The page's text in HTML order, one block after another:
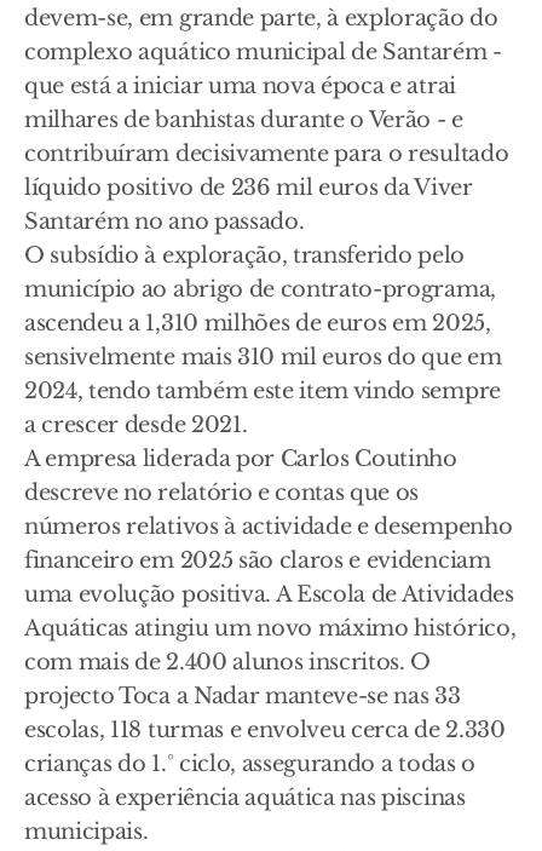
devem-se, em grande parte, à exploração do
complexo aquático municipal de Santarém -
que está a iniciar uma nova época e atrai
milhares de banhistas durante o Verão - e
contribuíram decisivamente para o resultado
líquido positivo de 236 mil euros da Viver
Santarém no ano passado.
O subsídio à exploração, transferido pelo
município ao abrigo de contrato-programa,
ascendeu a 1,310 milhões de euros em 2025,
sensivelmente mais 310 mil euros do que em
2024, tendo também este item vindo sempre
a crescer desde 2021.
A empresa liderada por Carlos Coutinho
descreve no relatório e contas que os
números relativos à actividade e desempenho
financeiro em 2025 são claros e evidenciam
uma evolução positiva. A Escola de Atividades
Aquáticas atingiu um novo máximo histórico,
com mais de 2.400 alunos inscritos. O
projecto Toca a Nadar manteve-se nas 33
escolas, 118 turmas e envolveu cerca de 2.330
crianças do 1.° ciclo, assegurando a todas o
acesso à experiência aquática nas piscinas
municipais.